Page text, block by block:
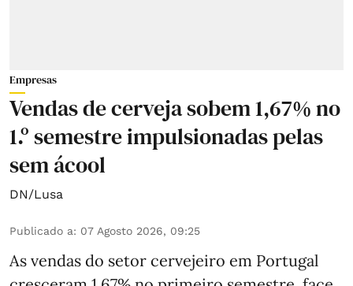
Empresas
Vendas de cerveja sobem 1,67% no
1.º semestre impulsionadas pelas
sem ácool
DN/Lusa
Publicado a: 07 Agosto 2026, 09:25
As vendas do setor cervejeiro em Portugal